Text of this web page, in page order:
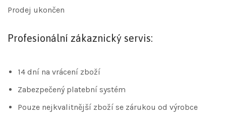
Prodej ukončen
Profesionální zákaznický servis:
14 dní na vrácení zboží
Zabezpečený platební systém
Pouze nejkvalitnější zboží se zárukou od výrobce